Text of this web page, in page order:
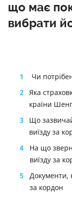
що має
вибрати
1
Чи
2 Яка
країни
3
Що
виїзду за
4
На що
виїзду за
5
Документи,
за кордон